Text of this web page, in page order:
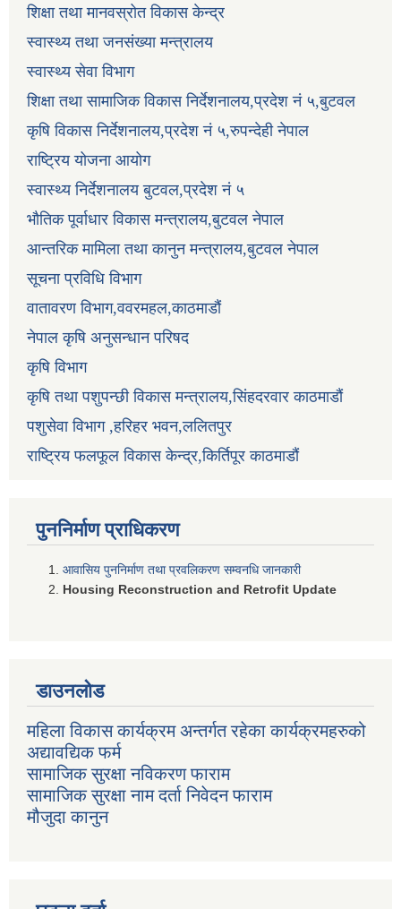
शिक्षा तथा मानवस्रोत विकास केन्द्र
स्वास्थ्य तथा जनसंख्या मन्त्रालय
स्वास्थ्य सेवा विभाग
शिक्षा तथा सामाजिक विकास निर्देशनालय,प्रदेश नं ५,बुटवल
कृषि विकास निर्देशनालय,प्रदेश नं ५,रुपन्देही नेपाल
राष्ट्रिय योजना आयोग
स्वास्थ्य निर्देशनालय बुटवल,प्रदेश नं ५
भौतिक पूर्वाधार विकास मन्त्रालय,बुटवल नेपाल
आन्तरिक मामिला तथा कानुन मन्त्रालय,बुटवल नेपाल
सूचना प्रविधि विभाग
वातावरण विभाग,ववरमहल,काठमाडौं
नेपाल कृषि अनुसन्धान परिषद
कृषि विभाग
कृषि तथा पशुपन्छी विकास मन्त्रालय,सिंहदरवार काठमाडौं
पशुसेवा विभाग ,हरिहर भवन,ललितपुर
राष्ट्रिय फलफूल विकास केन्द्र,किर्तिपूर काठमाडौं
पुननिर्माण प्राधिकरण
आवासिय पुननिर्माण तथा प्रवलिकरण सम्वनधि जानकारी
Housing Reconstruction and Retrofit Update
डाउनलोड
महिला विकास कार्यक्रम अन्तर्गत रहेका कार्यक्रमहरुको
अद्यावद्यिक फर्म
सामाजिक सुरक्षा नविकरण फाराम
सामाजिक सुरक्षा नाम दर्ता निवेदन फाराम
मौजुदा कानुन